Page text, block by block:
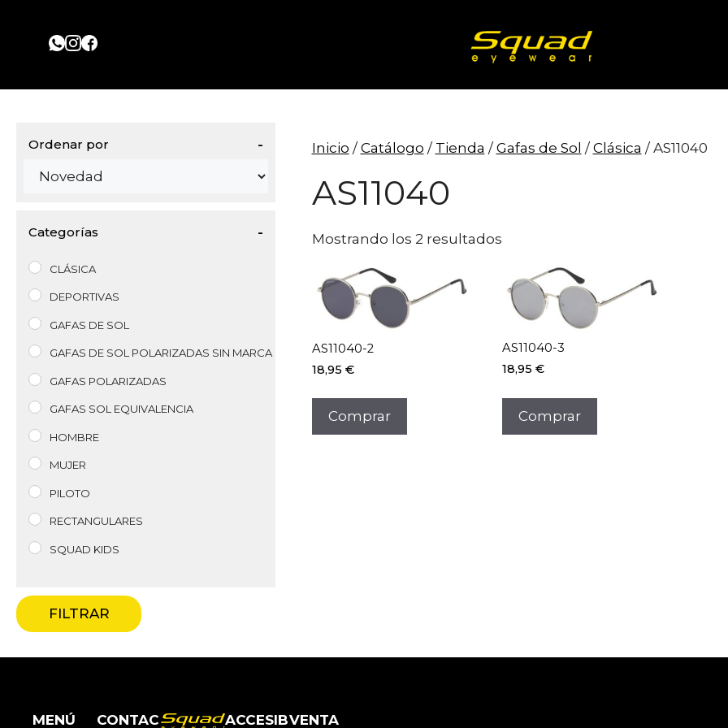
contenido
Ordenar por
Sort Products
Categorías
CLÁSICA
DEPORTIVAS
GAFAS DE SOL
GAFAS DE SOL POLARIZADAS SIN MARCA
GAFAS POLARIZADAS
GAFAS SOL EQUIVALENCIA
HOMBRE
MUJER
PILOTO
RECTANGULARES
SQUAD KIDS
FILTRAR
Inicio / Catálogo / Tienda / Gafas de Sol / Clásica / AS11040
AS11040
Mostrando los 2 resultados
AS11040-2
18,95 €
Comprar
AS11040-3
18,95 €
Comprar
MENÚ CONTAC ACCESIBVENTA